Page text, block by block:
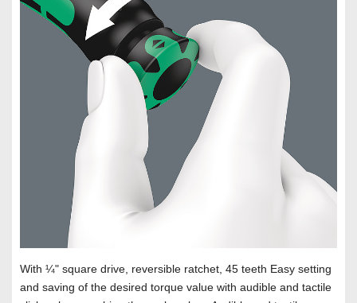
With ¼" square drive, reversible ratchet, 45 teeth Easy setting
and saving of the desired torque value with audible and tactile